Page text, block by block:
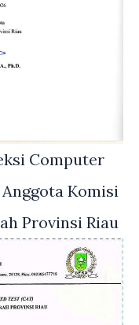
Computer
Komisi
Provinsi Riau